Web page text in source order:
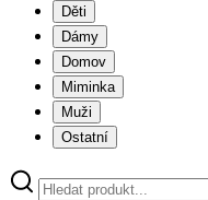
Děti
Dámy
Domov
Miminka
Muži
Ostatní